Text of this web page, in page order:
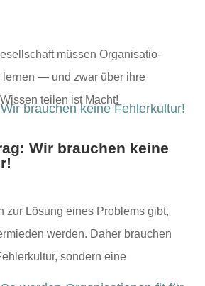
müssen Organ­i­sa­tio­
ler­nen — und zwar über ihre
teilen ist Macht!
Wir brauchen keine
zur Lösung eines Prob­lems gibt,
wer­den. Daher brauchen
son­dern eine